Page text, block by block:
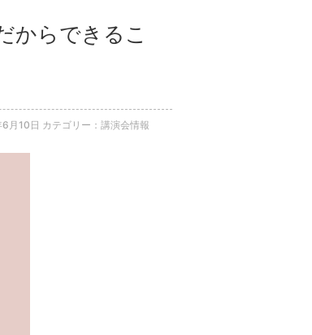
からできるこ
月10日 カテゴリー：講演会情報